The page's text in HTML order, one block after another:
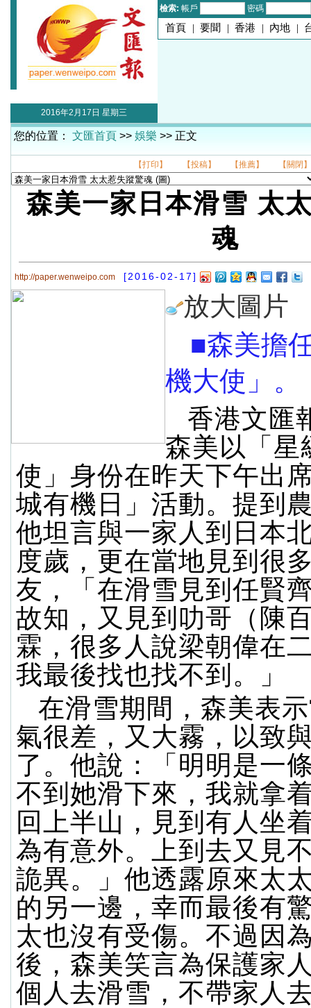
檢索: 帳戶 密碼
首頁 | 要聞 | 香港 | 內地 |
2016年2月17日 星期三
您的位置： 文匯首頁 >> 娛樂 >> 正文
【打印】 【投稿】 【推薦】 【關閉】
森美一家日本滑雪 太
魂
http://paper.wenweipo.com [2016-02-17]
放大圖片
■森美擔
機大使」。
香港文匯
森美以「星
使」身份在昨天下午出
城有機日」活動。提到
他坦言與一家人到日本
度歲，更在當地見到很
友，「在滑雪見到任賢
故知，又見到叻哥（陳
霖，很多人說梁朝偉在
我最後找也找不到。」
在滑雪期間，森美表
氣很差，又大霧，以致
了。他說：「明明是一
不到她滑下來，我就拿
回上半山，見到有人坐
為有意外。上到去又見
詭異。」他透露原來太
的另一邊，幸而最後有
太也沒有受傷。不過因
後，森美笑言為保護家
個人去滑雪，不帶家人